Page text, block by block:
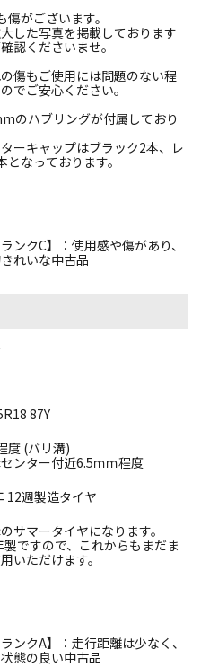
傷がございます。
した写真を掲載しております
認くださいませ。
傷もご使用には問題のない程
でご安心ください。
のハブリングが付属しており
ーキャップはブラック2本、レ
となっております。
ランクC】：使用感や傷があり、
れいな中古品
87Y
度 (バリ溝)
ンター付近6.5ｍｍ程度
12週製造タイヤ
サマータイヤになります。
製ですので、これからもまだま
いただけます。
ランクA】：走行距離は少なく、
態の良い中古品